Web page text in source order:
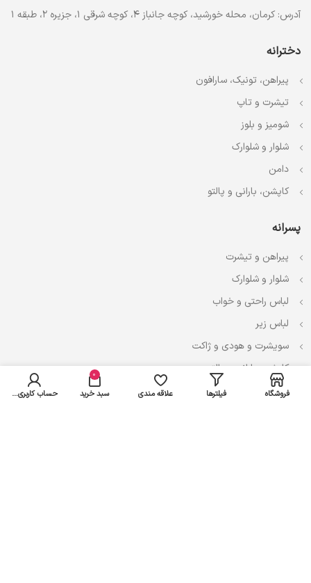
آدرس: کرمان، محله خورشید، کوچه جانباز 4، کوچه شرقی 1، جزیره 2، طبقه 1
دخترانه
پیراهن، تونیک، سارافون
تیشرت و تاپ
شومیز و بلوز
شلوار و شلوارک
دامن
کاپشن، بارانی و پالتو
پسرانه
پیراهن و تیشرت
شلوار و شلوارک
لباس راحتی و خواب
لباس زیر
سویشرت و هودی و ژاکت
کاپشن، بارانی و پالتو
فروشگاه فیلترها علاقه مندی
0
سبد خرید حساب کاربری من